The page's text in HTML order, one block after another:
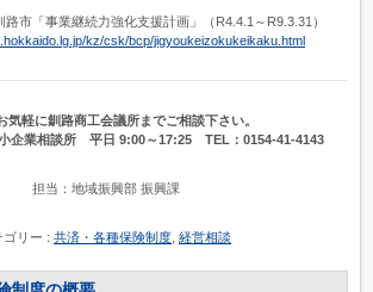
市「事業継続力強化支援計画」（R4.4.1～R9.3.31）
kz/csk/bcp/jigyoukeizokukeikaku.html
気軽に釧路商工会議所までご相談下さい。
企業相談所 平日 9:00～17:25 TEL：0154-41-4143
担当：地域振興部 振興課
ゴリー : 共済・各種保険制度, 経営相談